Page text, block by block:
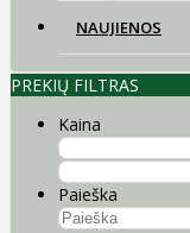
NAUJIENOS
PREKIŲ FILTRAS
Kaina
Paieška